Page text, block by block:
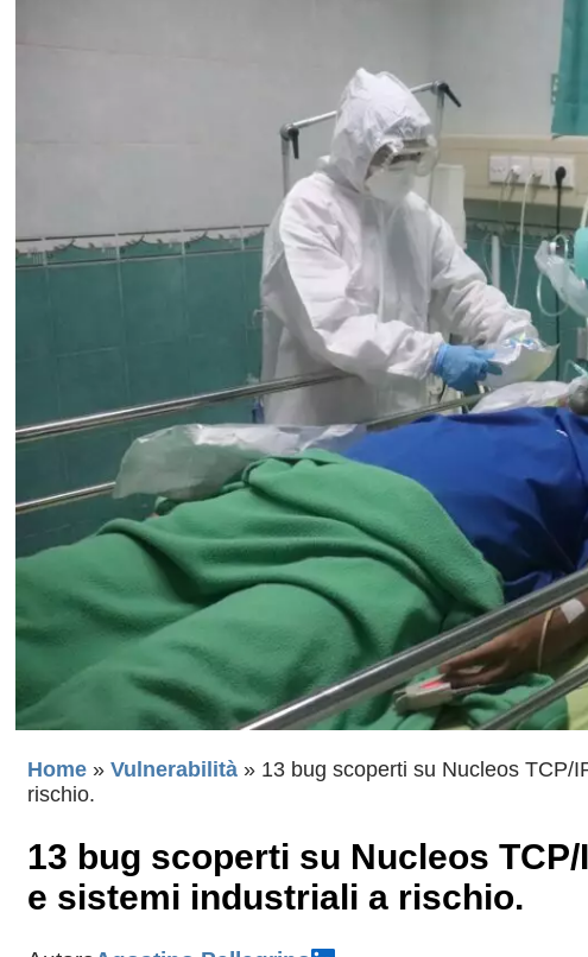
Home » Vulnerabilità » 13 bug scoperti su Nucleos TCP/
rischio.
13 bug scoperti su Nucleos
e sistemi industriali a rischio.